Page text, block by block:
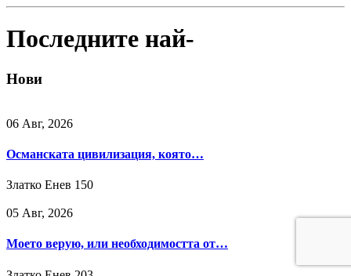
Последните най-
Нови
06 Авг, 2026
Османската цивилизация, която…
Златко Енев 150
05 Авг, 2026
Моето верую, или необходимостта от…